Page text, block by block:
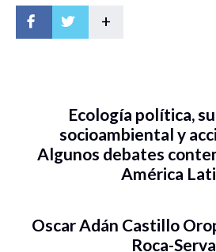
+
Ecología política,
socioambiental y
Algunos debates
América
Oscar Adán Castillo
Roca-